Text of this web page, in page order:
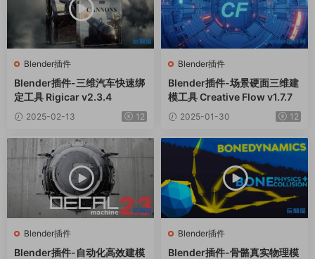
Blender插件
Blender插件-三维汽车快速绑
定工具 Rigicar v2.3.4
2025-02-13 12
Blender插件
Blender插件-场景硬面三维建
模工具 Creative Flow v1.7.7
2025-01-30 12
Blender插件
Blender插件-自动化高效建模
Blender插件
Blender插件-骨骼真实物理模